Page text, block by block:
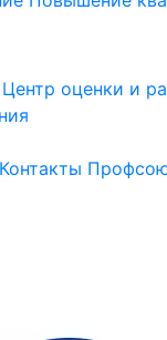
Центр оценки и
Контакты